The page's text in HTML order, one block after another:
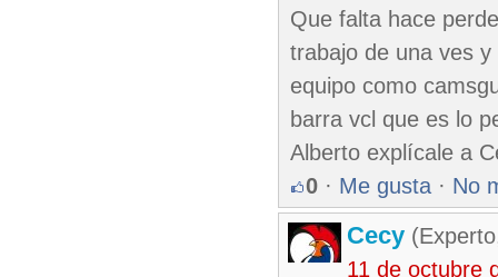
Que falta hace
trabajo de una ves
equipo como
barra vcl que es lo
Alberto explícale a
0 · Me gusta · No
Cecy
11 de octubre